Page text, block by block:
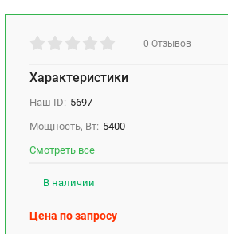
0 Отзывов
Характеристики
Наш ID: 5697
Мощность, Вт: 5400
Смотреть все
В наличии
Цена по запросу